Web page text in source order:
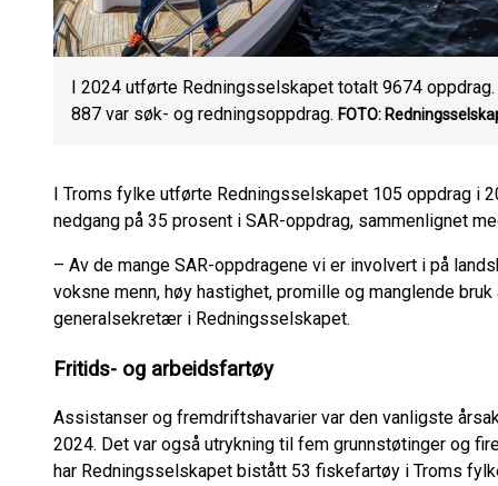
I 2024 utførte Redningsselskapet totalt 9674
887 var søk- og redningsoppdrag. FOTO:
I Troms fylke utførte Redningsselskapet 105 oppdrag i
nedgang på 35 prosent i SAR-oppdrag, sammenlignet
– Av de mange SAR-oppdragene vi er involvert i på
voksne menn, høy hastighet, promille og manglende
generalsekretær i Redningsselskapet.
Fritids- og arbeidsfartøy
Assistanser og fremdriftshavarier var den vanligste
2024. Det var også utrykning til fem grunnstøtinger og
har Redningsselskapet bistått 53 fiskefartøy i Troms